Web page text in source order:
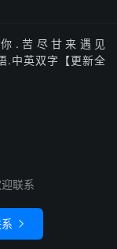
.苦尽甘来遇见
.中英双字【更新全
联系
